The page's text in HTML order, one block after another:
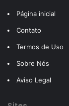
Página inicial
Contato
Termos de Uso
Sobre Nós
Aviso Legal